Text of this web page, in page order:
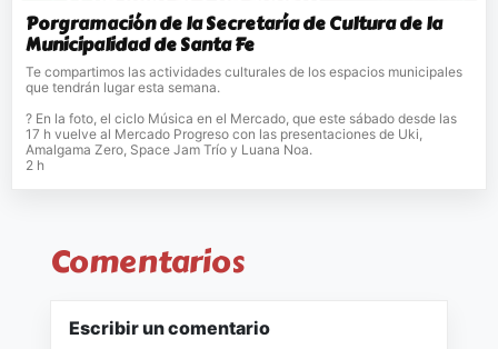
Porgramación de la Secretaría de Cultura de la
Municipalidad de Santa Fe
Te compartimos las actividades culturales de los espacios municipales
que tendrán lugar esta semana.
? En la foto, el ciclo Música en el Mercado, que este sábado desde las
17 h vuelve al Mercado Progreso con las presentaciones de Uki,
Amalgama Zero, Space Jam Trío y Luana Noa.
2 h
Comentarios
Escribir un comentario